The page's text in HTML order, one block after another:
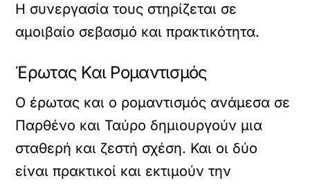
Η συνεργασία τους στηρίζεται σε
αμοιβαίο σεβασμό και πρακτικότητα.
Έρωτας Και Ρομαντισμός
Ο έρωτας και ο ρομαντισμός ανάμεσα σε
Παρθένο και Ταύρο δημιουργούν μια
σταθερή και ζεστή σχέση. Και οι δύο
είναι πρακτικοί και εκτιμούν την